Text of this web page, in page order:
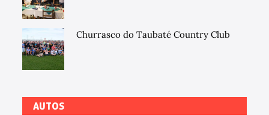
Churrasco do Taubaté Country Club
AUTOS